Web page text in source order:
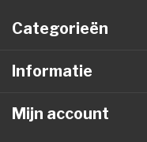
Categorieën
Informatie
Mijn account